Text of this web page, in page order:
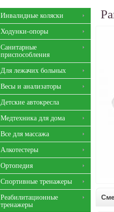
Инвалидные коляски
Ходунки-опоры
Санитарные
приспособления
Для лежачих больных
Весы и анализаторы
Детские автокресла
Медтехника для дома
Все для массажа
Алкотестеры
Ортопедия
Спортивные тренажеры
Реабилитационные
тренажеры